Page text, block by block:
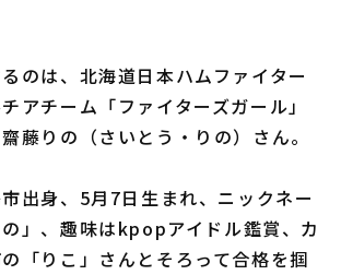
ウで開く） よくある質問
のは、北海道日本ハムファイター
アチーム「ファイターズガール」
藤りの（さいとう・りの）さん。
出身、5月7日生まれ、ニックネー
」、趣味はkpopアイドル鑑賞、カ
「りこ」さんとそろって合格を掴